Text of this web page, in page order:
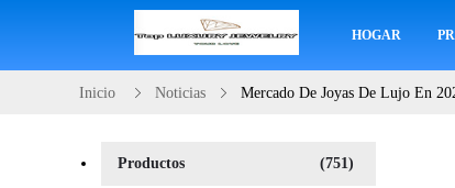
HOGAR
Inicio Noticias Mercado De Joyas De Lujo En
Productos (751)